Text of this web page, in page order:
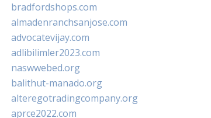
bradfordshops.com
almadenranchsanjose.com
advocatevijay.com
adlibilimler2023.com
naswwebed.org
balithut-manado.org
alteregotradingcompany.org
aprce2022.com